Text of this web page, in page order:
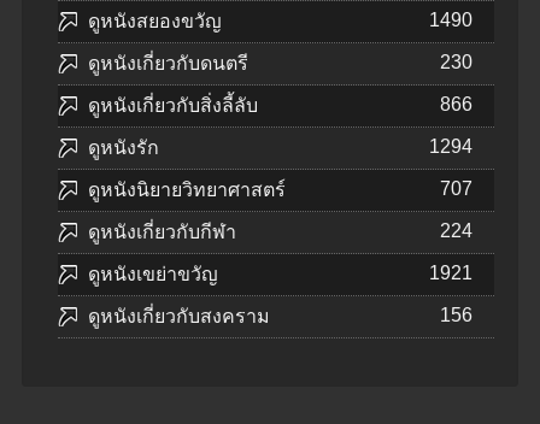
ดูหนังสยองขวัญ 1490
ดูหนังเกี่ยวกับดนตรี 230
ดูหนังเกี่ยวกับสิ่งลี้ลับ 866
ดูหนังรัก 1294
ดูหนังนิยายวิทยาศาสตร์ 707
ดูหนังเกี่ยวกับกีฬา 224
ดูหนังเขย่าขวัญ 1921
ดูหนังเกี่ยวกับสงคราม 156